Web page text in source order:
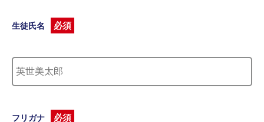
生徒氏名 必須
フリガナ 必須